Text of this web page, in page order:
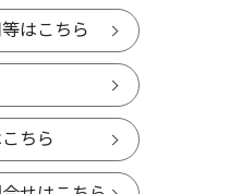
喫 厚木
皮はパリ
でふっ
帰省も
ウトも人
はこちら
ちら